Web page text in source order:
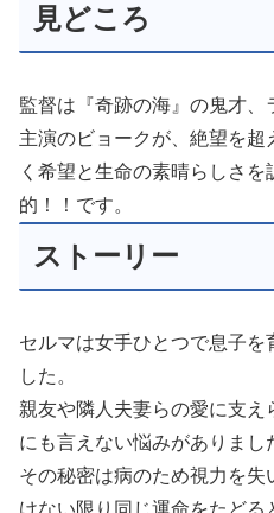
見どころ
監督は『奇跡の海』の鬼才、
主演のビョークが、絶望を
く希望と生命の素晴らしさ
的！！です。
ストーリー
セルマは女手ひとつで息子を
した。
親友や隣人夫妻らの愛に支
にも言えない悩みがありまし
その秘密は病のため視力を